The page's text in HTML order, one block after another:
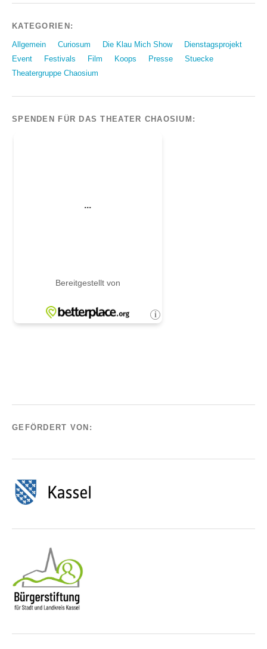
KATEGORIEN:
Allgemein Curiosum Die Klau Mich Show
Dienstagsprojekt
Event
Festivals Film Koops Presse
Stuecke
Theatergruppe Chaosium
SPENDEN FÜR DAS THEATER CHAOSIUM:
GEFÖRDERT VON: